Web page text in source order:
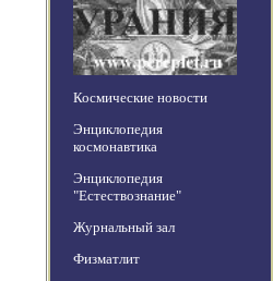
Космические новости
Энциклопедия
космонавтика
Энциклопедия
"Естествознание"
Журнальный зал
Физматлит